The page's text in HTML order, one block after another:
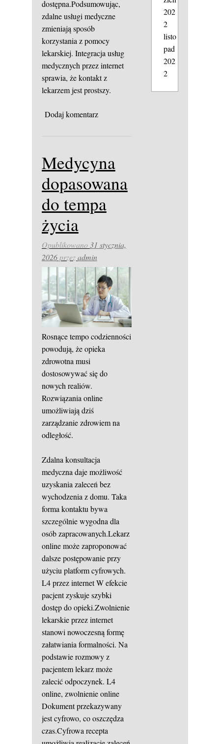
dostępna.Podsumowując,
zdalne usługi medyczne
zmieniają sposób
korzystania z pomocy
lekarskiej. Integracja usług
medycznych przez internet
sprawia, że kontakt z
lekarzem jest prostszy.
Dodaj komentarz
Medycyna
dopasowana
do tempa
życia
Opublikowano31 stycznia,
2026przezadmin
Rosnące tempo codzienności
powodują, że opieka
zdrowotna musi
dostosowywać się do
nowych realiów.
Rozwiązania online
umożliwiają dziś
zarządzanie zdrowiem na
odległość.
Zdalna konsultacja
medyczna daje możliwość
uzyskania zaleceń bez
wychodzenia z domu. Taka
forma kontaktu bywa
szczególnie wygodna dla
osób zapracowanych.Lekarz
online może zaproponować
dalsze postępowanie przy
użyciu platform cyfrowych.
L4 przez internetW efekcie
pacjent zyskuje szybki
dostęp do opieki.Zwolnienie
lekarskie przez internet
stanowi nowoczesną formę
załatwiania formalności. Na
podstawie rozmowy z
pacjentem lekarz może
zalecić odpoczynek. L4
online, zwolnienie online
Dokument przekazywany
jest cyfrowo, co oszczędza
czas.Cyfrowa recepta
202
2
listo
pad
202
2